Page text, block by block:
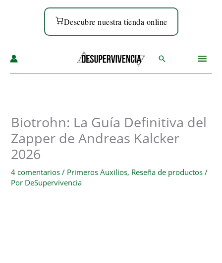
Descubre nuestra tienda online
Buscar
Biotrohn: La Guía Definitiva del
Zapper de Andreas Kalcker
2026
4 comentarios / Primeros Auxilios, Reseña de productos /
Por DeSupervivencia